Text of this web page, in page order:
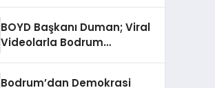
BOYD Başkanı Duman; Viral
Videolarla Bodrum
Bodrum’dan Demokrasi